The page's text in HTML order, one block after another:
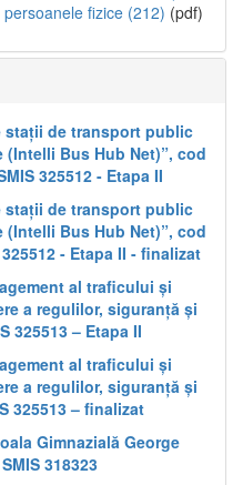
fizice (212) (pdf)
stații de transport public
Bus Hub Net)”, cod
325512 - Etapa II
stații de transport public
Bus Hub Net)”, cod
- Etapa II - finalizat
al traficului și
a regulilor, siguranță și
325513 – Etapa II
al traficului și
a regulilor, siguranță și
325513 – finalizat
Gimnazială George
318323